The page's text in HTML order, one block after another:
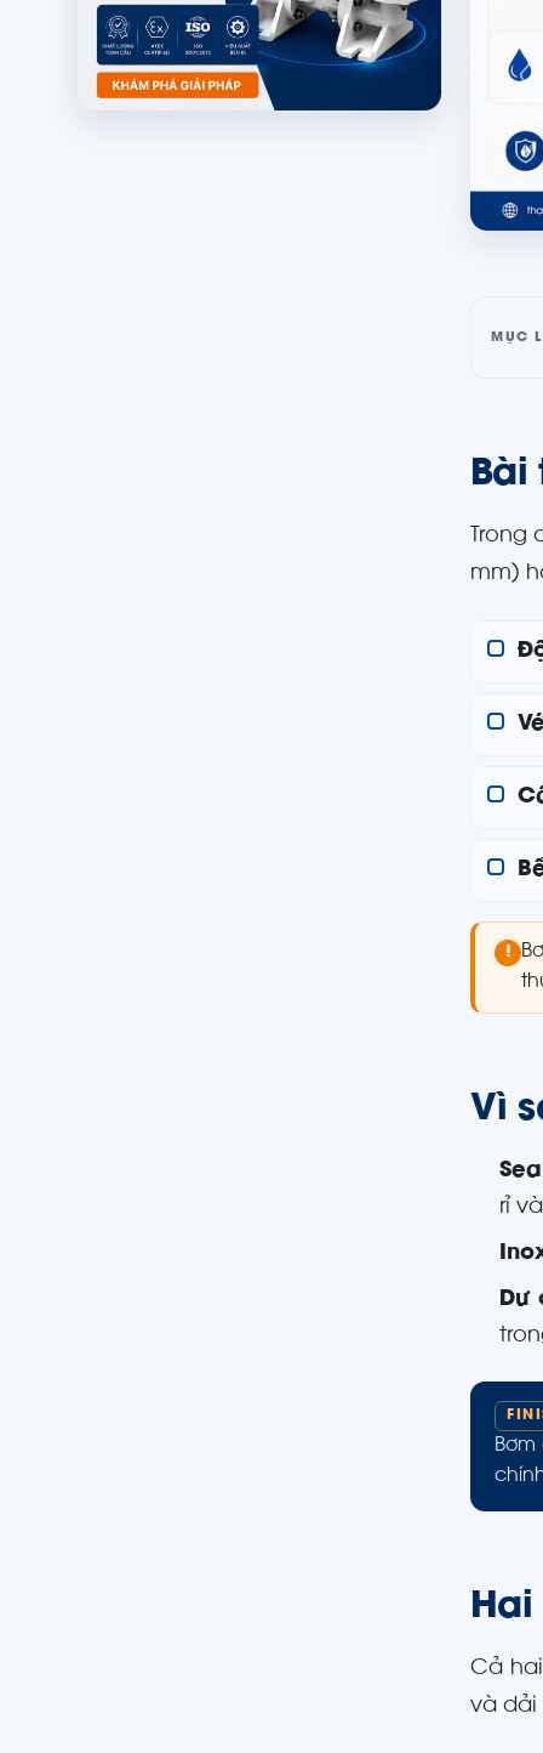
MỤC
Bài
Trong
mm)
!
Vì
rỉ
Dư
Bơm
Hai
Cả
và dải